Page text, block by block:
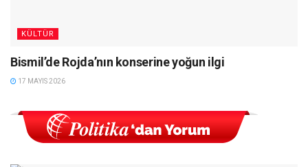
KÜLTÜR
Bismil’de Rojda’nın konserine yoğun ilgi
17 MAYIS 2026